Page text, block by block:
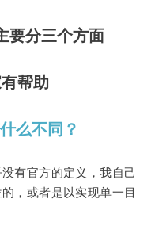
要分三个方面
帮助
么不同？
有官方的定义，我自己
，或者是以实现单一目